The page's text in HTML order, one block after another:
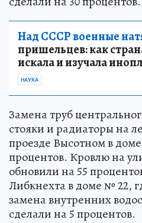
Над СССР военные
пришельцев: как
искала и изучала
НАУКА
Замена труб
стояки и радиаторы на
проезде Высотном в
процентов. Кровлю на
обновили на 55
Либкнехта в доме № 22,
замена внутренних
сделали на 5 процентов.